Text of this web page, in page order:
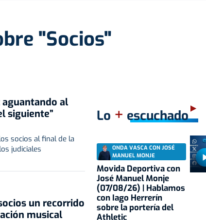
"Socios"
aguantando al
siguiente”
socios al final de la
judiciales
un recorrido
musical
Lo + escuchado
ONDA VASCA CON JOSÉ
MANUEL MONJE
Movida Deportiva con
José Manuel Monje
(07/08/26) | Hablamos
con Iago Herrerín
sobre la portería del
Athletic